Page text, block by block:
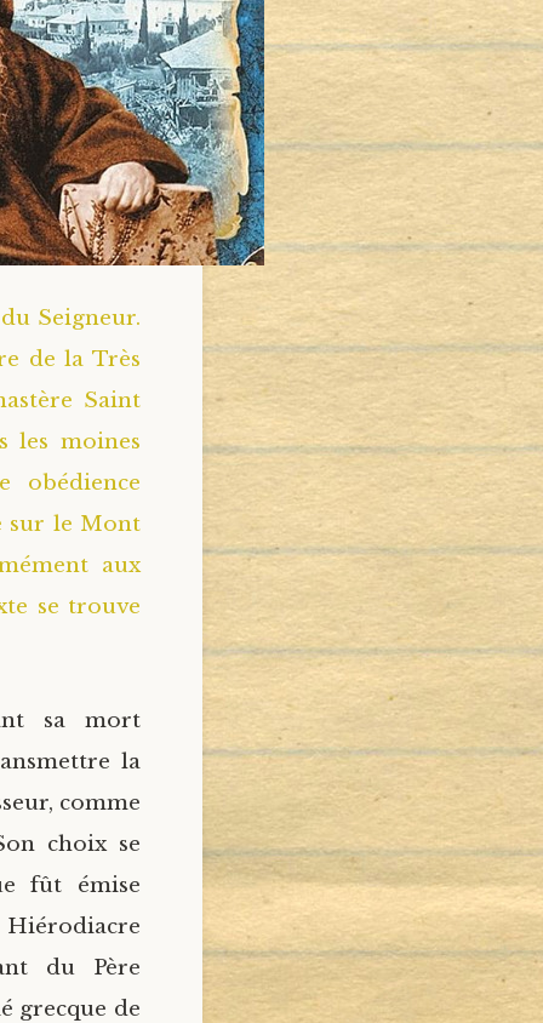
Seigneur.
de la Très
Saint
les moines
obédience
sur le Mont
aux
se trouve
sa mort
la
comme
choix se
fût émise
du Père
grecque de